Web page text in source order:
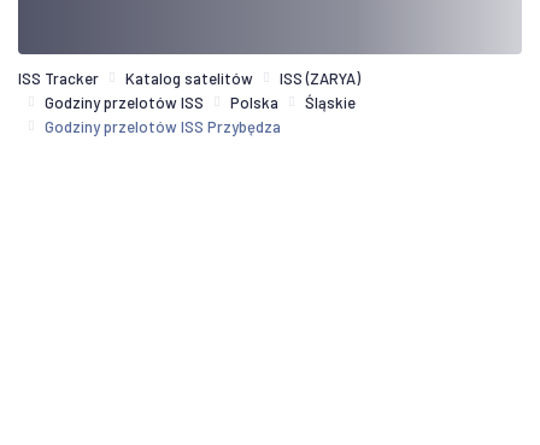
ISS Tracker Katalog satelitów
ISS (ZARYA)
Godziny przelotów ISS
Polska
Śląskie
Godziny przelotów ISS Przybędza